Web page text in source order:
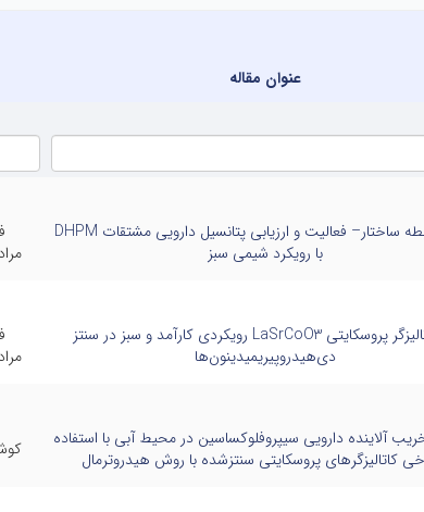
عنوان مقاله
تحلیل رابطه ساختار– فعالیت و ارزیابی پتانسیل دارویی مشتقات DHPM
با رویکرد شیمی سبز
نانوکاتالیزگر پروسکایتی LaSrCoO3 رویکردی کارآمد و سبز در سنتز
دی‌هیدروپیریمیدینون‌ها
آلاینده دارویی سیپروفلوکساسین در محیط آبی با استفاده
کاتالیزگرهای پروسکایتی سنتزشده با روش هیدروترمال